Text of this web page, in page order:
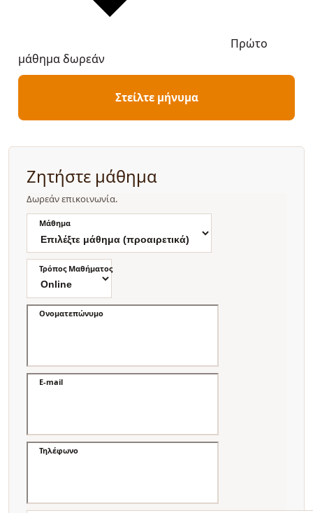
Πρώτο
μάθημα δωρεάν
Στείλτε μήνυμα
Ζητήστε μάθημα
Δωρεάν επικοινωνία.
Μάθημα
Τρόπος Μαθήματος
Ονοματεπώνυμο
E-mail
Τηλέφωνο